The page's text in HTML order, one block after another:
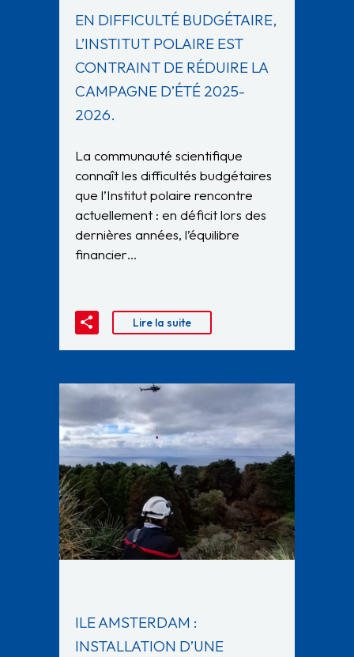
EN DIFFICULTÉ BUDGÉTAIRE,
L’INSTITUT POLAIRE EST
CONTRAINT DE RÉDUIRE LA
CAMPAGNE D’ÉTÉ 2025-
2026.
La communauté scientifique
connaît les difficultés budgétaires
que l’Institut polaire rencontre
actuellement : en déficit lors des
dernières années, l’équilibre
financier…
Lire la suite
ILE AMSTERDAM :
INSTALLATION D’UNE